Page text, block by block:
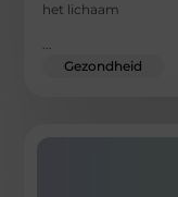
het lichaam
...
Gezondheid